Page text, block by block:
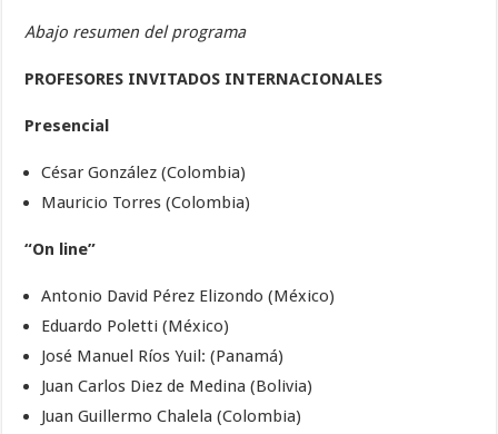
Abajo resumen del programa
PROFESORES INVITADOS INTERNACIONALES
Presencial
César González (Colombia)
Mauricio Torres (Colombia)
“On line”
Antonio David Pérez Elizondo (México)
Eduardo Poletti (México)
José Manuel Ríos Yuil: (Panamá)
Juan Carlos Diez de Medina (Bolivia)
Juan Guillermo Chalela (Colombia)